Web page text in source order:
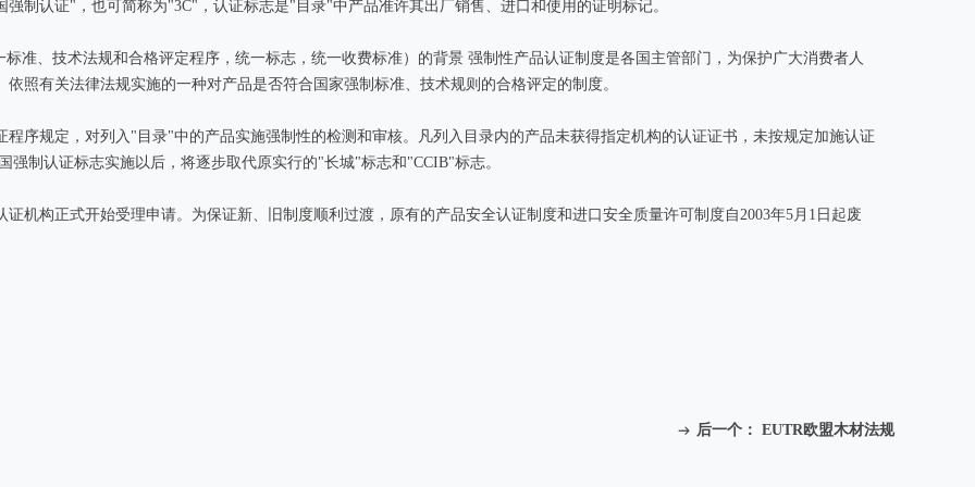
ꁹ 后一个： EUTR欧盟木材法规
强制认证"，也可简称为"3C"，认证标志是"目录"中产品准许其出厂销售、进口和使用的证明标记。
准、技术法规和合格评定程序，统一标志，统一收费标准）的背景 强制性产品认证制度是各国主管部门，为保护广大消费者人
照有关法律法规实施的一种对产品是否符合国家强制标准、技术规则的合格评定的制度。
序规定，对列入"目录"中的产品实施强制性的检测和审核。凡列入目录内的产品未获得指定机构的认证证书，未按规定加施认证
制认证标志实施以后，将逐步取代原实行的"长城"标志和"CCIB"标志。
机构正式开始受理申请。为保证新、旧制度顺利过渡，原有的产品安全认证制度和进口安全质量许可制度自2003年5月1日起废